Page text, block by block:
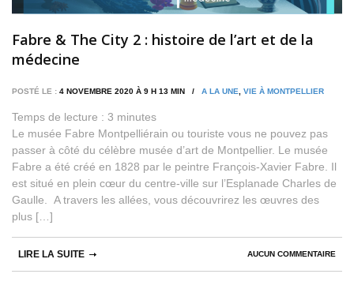
Fabre & The City 2 : histoire de l’art et de la
médecine
POSTÉ LE : 4 NOVEMBRE 2020 À 9 H 13 MIN / A LA UNE VIE À MONTPELLIER
Temps de lecture : 3 minutes
Le musée Fabre Montpelliérain ou touriste vous ne pouvez pas
passer à côté du célèbre musée d’art de Montpellier. Le musée
Fabre a été créé en 1828 par le peintre François-Xavier Fabre. Il
est situé en plein cœur du centre-ville sur l’Esplanade Charles de
Gaulle. A travers les allées, vous découvrirez les œuvres des
plus […]
AUCUN COMMENTAIRE
LIRE LA SUITE